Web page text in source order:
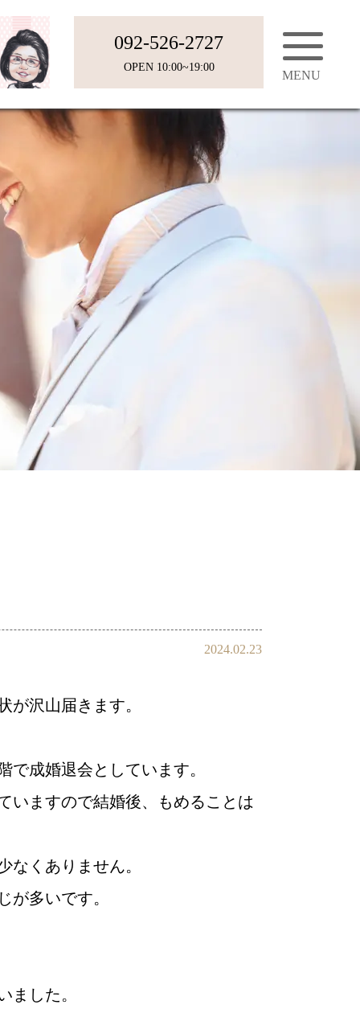
活
092-526-2727
OPEN 10:00~19:00
2024.02.23
沢山届きます。
成婚退会としています。
いますので結婚後、もめることは
くありません。
が多いです。
ました。